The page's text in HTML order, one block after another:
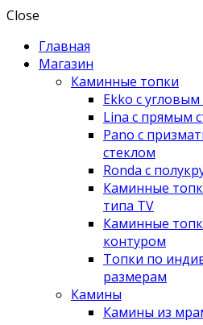
Close
Главная
Магазин
Каминные топки
Ekko с
Lina с прямым
Pano с
стеклом
Ronda с
Каминные
типа TV
Каминные
контуром
Топки по
размерам
Камины
Камины из